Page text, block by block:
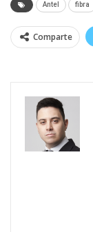
Antel fibra
Comparte